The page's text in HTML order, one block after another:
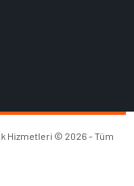
Hizmetleri © 2026 - Tüm